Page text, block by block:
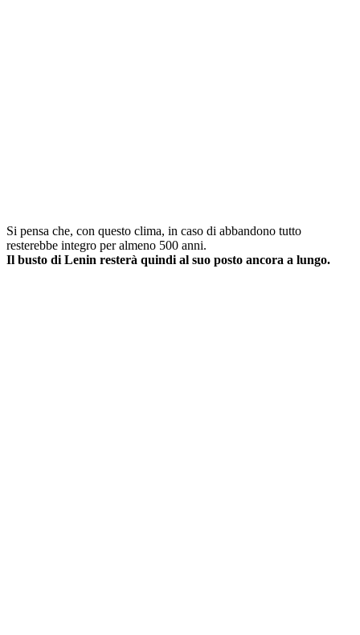
Si pensa che, con questo clima, in caso di abbandono tutto
resterebbe integro per almeno 500 anni.
Il busto di Lenin resterà quindi al suo posto ancora a lungo.